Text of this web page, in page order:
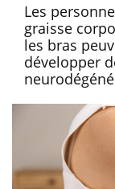
Les
graisse
les bras
développer